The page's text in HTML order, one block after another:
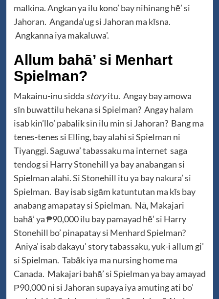
malkina. Angkan ya ilu kono’ bay nihinang hē’ si
Jahoran. Anganda’ug si Jahoran ma kīsna.
Angkanna iya makaluwa’.
Allum bahā’ si Menhart
Spielman?
Makainu-inu sidda storyitu. Angay bay amowa
sīn buwattilu hekana si Spielman? Angay halam
isab kin’llo’ pabalik sīn ilu min si Jahoran? Bang ma
tenes-tenes si Elling, bay alahi si Spielman ni
Tiyanggi. Saguwa’ tabassaku ma internet saga
tendog si Harry Stonehill ya bay anabangan si
Spielman alahi. Si Stonehill itu ya bay nakura’ si
Spielman. Bay isab sigām katuntutan ma kīs bay
anabang amapatay si Spielman. Nā, Makajari
bahā’ ya ₱90,000 ilu bay pamayad hē’ si Harry
Stonehill bo’ pinapatay si Menhard Spielman?
Aniya’ isab dakayu’ story tabassaku, yuk-i allum gi’
si Spielman. Tabāk iya ma nursing home ma
Canada. Makajari bahā’ si Spielman ya bay amayad
₱90,000 ni si Jahoran supaya iya amuting ati bo’